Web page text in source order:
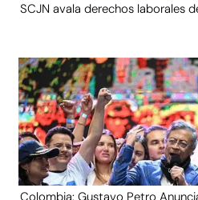
SCJN avala derechos laborales
Colombia: Gustavo Petro